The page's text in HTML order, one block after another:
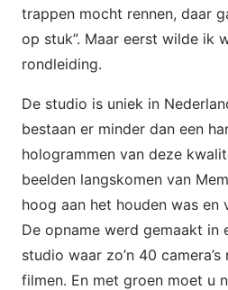
trappen mocht rennen, daar
op stuk”. Maar eerst wilde ik
rondleiding.
De studio is uniek in
bestaan er minder dan een
hologrammen van deze
beelden langskomen van
hoog aan het houden was en
De opname werd gemaakt in
studio waar zo’n 40
filmen. En met groen moet u